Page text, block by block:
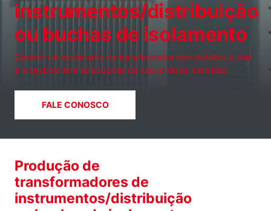
instrumentos/distribuição
ou buchas de isolamento
Garantir um isolamento de transformador sem defeitos é vital
e a Leybold tem as soluções de vácuo ideais para isso.
FALE CONOSCO
Produção de
transformadores de
instrumentos/distribuição